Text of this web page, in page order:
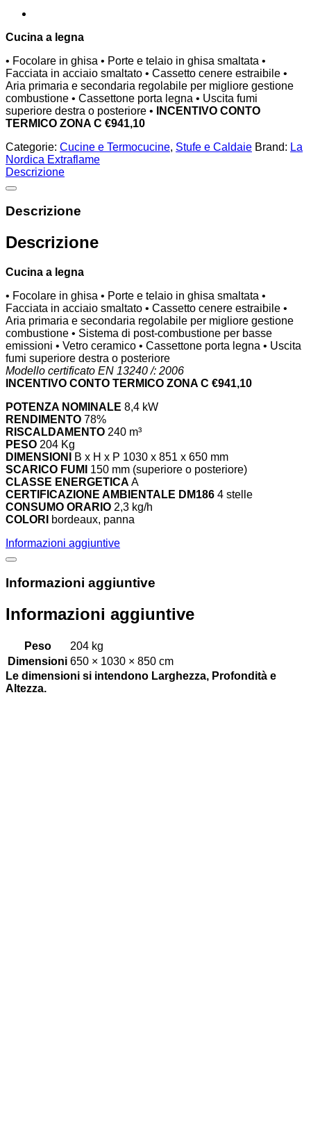
Cucina a legna
• Focolare in ghisa • Porte e telaio in ghisa smaltata •
Facciata in acciaio smaltato • Cassetto cenere estraibile •
Aria primaria e secondaria regolabile per migliore gestione
combustione • Cassettone porta legna • Uscita fumi
superiore destra o posteriore •
INCENTIVO CONTO
TERMICO ZONA C €941,10
Categorie: Cucine e Termocucine, Stufe e Caldaie Brand: La
Nordica Extraflame
Descrizione
Descrizione
Descrizione
Cucina a legna
• Focolare in ghisa • Porte e telaio in ghisa smaltata •
Facciata in acciaio smaltato • Cassetto cenere estraibile •
Aria primaria e secondaria regolabile per migliore gestione
combustione • Sistema di post-combustione per basse
emissioni • Vetro ceramico • Cassettone porta legna • Uscita
fumi superiore destra o posteriore
Modello certificato EN 13240 /: 2006
INCENTIVO CONTO TERMICO ZONA C €941,10
POTENZA NOMINALE 8,4 kW
RENDIMENTO 78%
RISCALDAMENTO 240 m³
PESO 204 Kg
DIMENSIONI
B x H x P 1030 x 851 x 650 mm
SCARICO FUMI
150 mm (superiore o posteriore)
CLASSE ENERGETICA A
CERTIFICAZIONE AMBIENTALE DM186 4 stelle
CONSUMO ORARIO 2,3 kg/h
COLORI
bordeaux, panna
Informazioni aggiuntive
Informazioni aggiuntive
Informazioni aggiuntive
Peso
204 kg
Dimensioni 650 × 1030 × 850 cm
Le dimensioni si intendono Larghezza, Profondità e
Altezza.